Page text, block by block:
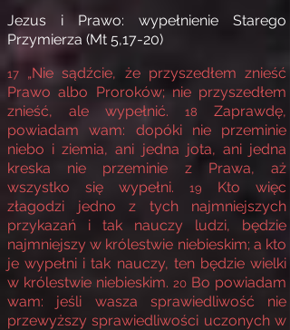
Jezus i Prawo: wypełnienie Starego
Przymierza (Mt 5,17-20)
17 „Nie sądźcie, że przyszedłem znieść
Prawo albo Proroków; nie przyszedłem
znieść, ale wypełnić. 18
Zaprawdę,
powiadam wam: dopóki nie przeminie
niebo i ziemia, ani jedna jota, ani jedna
kreska nie przeminie z Prawa, aż
wszystko się wypełni.
19
Kto więc
złagodzi jedno z tych najmniejszych
przykazań i tak nauczy ludzi, będzie
najmniejszy w królestwie niebieskim; a kto
je wypełni i tak nauczy, ten będzie wielki
w królestwie niebieskim. 20 Bo powiadam
wam: jeśli wasza sprawiedliwość nie
przewyższy sprawiedliwości uczonych w